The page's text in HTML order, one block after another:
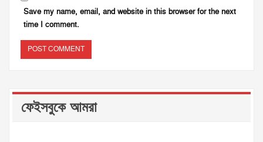
Save my name, email, and website in this browser for the next
time I comment.
ফেইসবুকে আমরা